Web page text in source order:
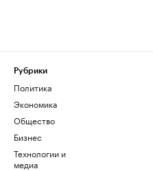
Рубрики
Политика
Экономика
Общество
Бизнес
Технологии и
медиа